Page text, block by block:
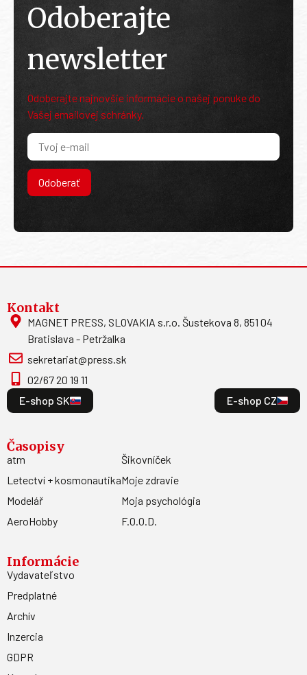
Odoberajte
newsletter
Odoberajte najnovšie informácie o našej ponuke do
Vašej emailovej schránky.
Odoberať
Kontakt
MAGNET PRESS, SLOVAKIA s.r.o. Šustekova 8, 851 04
Bratislava - Petržalka
sekretariat@press.sk
02/67 20 19 11
E-shop SK
E-shop CZ
Časopisy
atm
Letectví + kosmonautika
Modelář
AeroHobby
Šikovníček
Moje zdravie
Moja psychológia
F.O.O.D.
Informácie
Vydavateľstvo
Predplatné
Archív
Inzercia
GDPR